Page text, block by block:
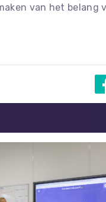
van het belang
van de ThemaMissie